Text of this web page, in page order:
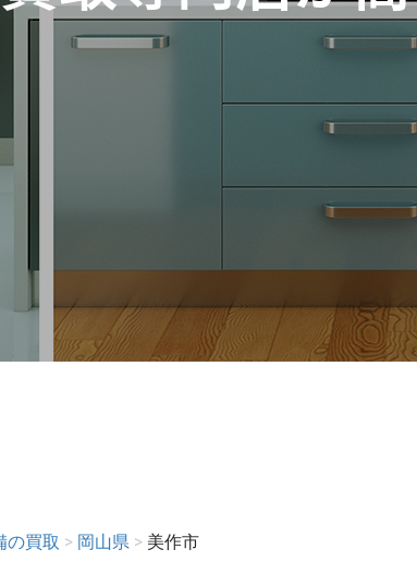
の買取 > 岡山県 > 美作市